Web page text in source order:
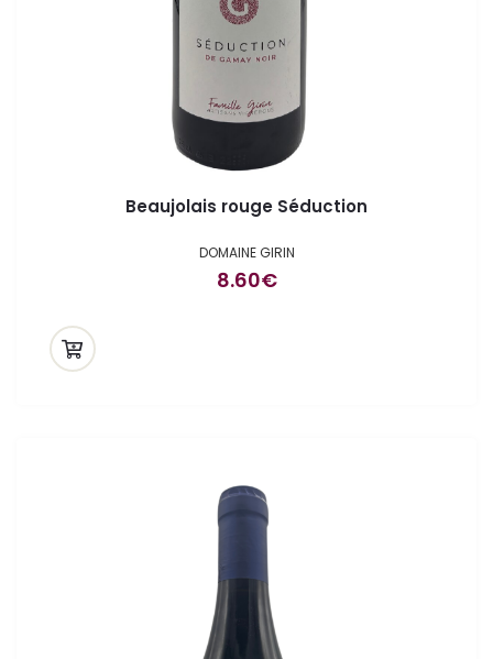
Beaujolais rouge Séduction
DOMAINE GIRIN
8.60€